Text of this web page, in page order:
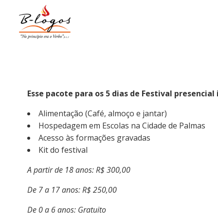
conteúdo
Esse pacote para os 5 dias de Festival presencial
Alimentação (Café, almoço e jantar)
Hospedagem em Escolas na Cidade de Palmas
Acesso às formações gravadas
Kit do festival
A partir de 18 anos: R$ 300,00
De 7 a 17 anos: R$ 250,00
De 0 a 6 anos: Gratuito